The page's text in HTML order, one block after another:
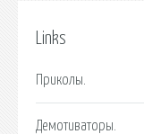
Links
Приколы.
Демотиваторы.